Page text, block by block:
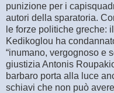
punizione per i
autori della sparatoria.
le forze politiche greche:
Kedikoglou ha
“inumano, vergognoso e
giustizia Antonis
barbaro porta alla luce
schiavi che non può